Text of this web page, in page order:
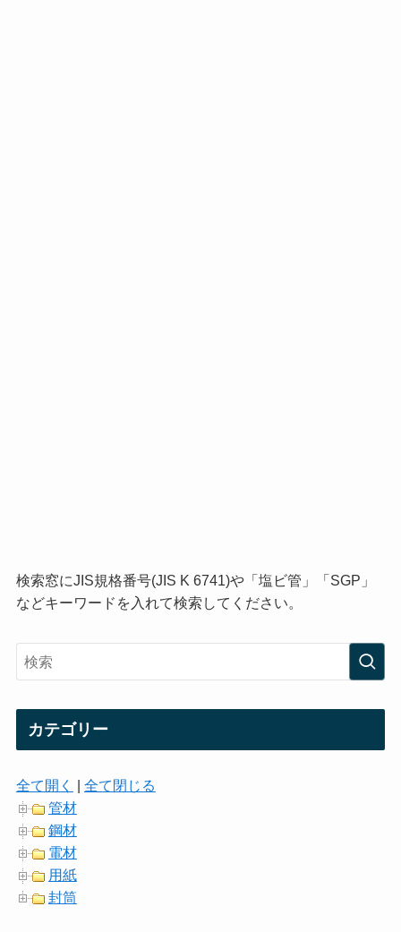
検索窓にJIS規格番号(JIS K 6741)や「塩ビ管」「SGP」
などキーワードを入れて検索してください。
カテゴリー
全て開く | 全て閉じる
管材
鋼材
電材
用紙
封筒